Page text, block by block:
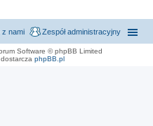
Zespół administracyjny
z nami
Software © phpBB Limited
phpBB.pl